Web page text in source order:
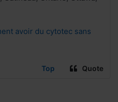
avoir du cytotec sans
Top Quote